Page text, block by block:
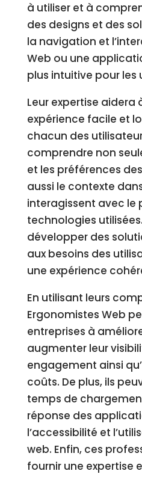
à utiliser et à
des designs et des
la navigation et
Web ou une
plus intuitive pour les
Leur expertise aidera
expérience facile et
chacun des
comprendre non
et les préférences
aussi le contexte
interagissent avec le
technologies
développer des
aux besoins des
une expérience
En utilisant leurs
Ergonomistes Web
entreprises à
augmenter leur
engagement ainsi
coûts. De plus, ils
temps de
réponse des
l’accessibilité et
web. Enfin, ces
fournir une expertise